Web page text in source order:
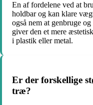
En af fordelene ved at
holdbar og kan klare
også nem at genbruge
giver den et mere
i plastik eller metal.
Er der forskellige
træ?